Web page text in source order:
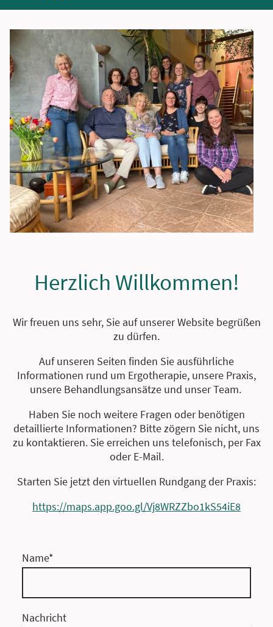
Herzlich Willkommen!
Wir freuen uns sehr, Sie auf unserer Website begrüßen
zu dürfen.
Auf unseren Seiten finden Sie ausführliche
Informationen rund um Ergotherapie, unsere Praxis,
unsere Behandlungsansätze und unser Team.
Haben Sie noch weitere Fragen oder benötigen
detaillierte Informationen? Bitte zögern Sie nicht, uns
zu kontaktieren. Sie erreichen uns telefonisch, per Fax
oder E-Mail.
Starten Sie jetzt den virtuellen Rundgang der Praxis:
https://maps.app.goo.gl/Vj8WRZZbo1kS54iE8
Name*
Nachricht